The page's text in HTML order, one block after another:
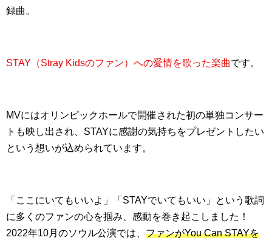
録曲。
STAY（Stray Kidsのファン）への愛情を歌った楽曲です。
MVにはオリンピックホールで開催された初の単独コンサー
トも映し出され、STAYに感謝の気持ちをプレゼントしたい
という想いが込められています。
「ここにいてもいいよ」「STAYでいてもいい」という歌詞
に多くのファンの心を掴み、感動を巻き起こしました！
2022年10月のソウル公演では、 ファンがYou Can STAYを